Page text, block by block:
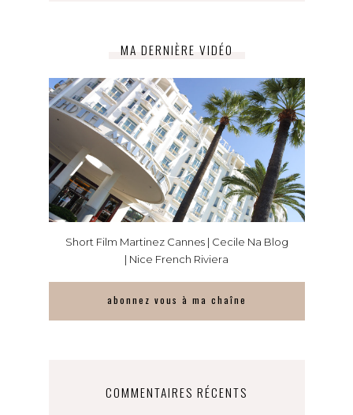
MA DERNIÈRE VIDÉO
Short Film Martinez Cannes | Cecile Na Blog
| Nice French Riviera
abonnez vous à ma chaîne
COMMENTAIRES RÉCENTS